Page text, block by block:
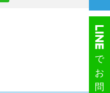
で
お
問